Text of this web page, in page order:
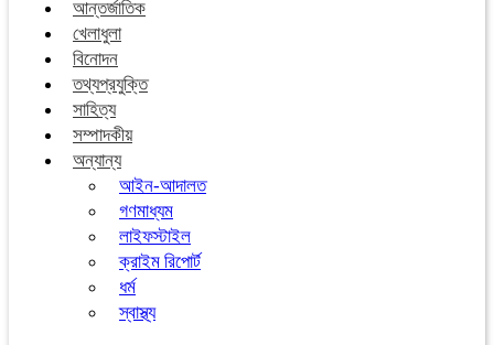
আন্তর্জাতিক
খেলাধুলা
বিনোদন
তথ্যপ্রযুক্তি
সাহিত্য
সম্পাদকীয়
অন্যান্য
আইন-আদালত
গণমাধ্যম
লাইফস্টাইল
ক্রাইম রিপোর্ট
ধর্ম
স্বাস্থ্য